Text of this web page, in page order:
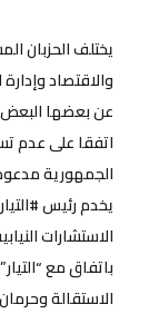
يختلف الحزبان
والاقتصاد
عن بعضها البعض
اتفقا على عدم
الجمهورية
يخدم رئيس
الاستشارات
باتفاق مع
الاستقالة